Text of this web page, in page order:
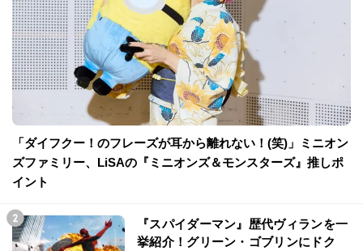
「ダイフクー！のフレーズが耳から離れない！(笑)」ミニオン
ズファミリー、LiSAの『ミニオンズ＆モンスターズ』推しポ
イント
『スパイダーマン』歴代ヴィランを一
挙紹介！グリーン・ゴブリンにドク